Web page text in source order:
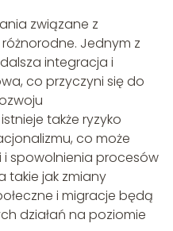
związane z
Jednym z
integracja i
co przyczyni się do
także ryzyko
co może
spowolnienia procesów
takie jak zmiany
i migracje będą
działań na poziomie